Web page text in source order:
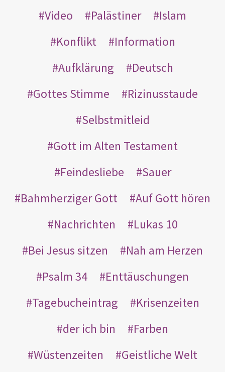
Video
Palästiner
Islam
Konflikt
Information
Aufklärung
Deutsch
Gottes Stimme
Rizinusstaude
Selbstmitleid
Gott im Alten Testament
Feindesliebe
Sauer
Bahmherziger Gott
Auf Gott hören
Nachrichten
Lukas 10
Bei Jesus sitzen
Nah am Herzen
Psalm 34
Enttäuschungen
Tagebucheintrag
Krisenzeiten
der ich bin
Farben
Wüstenzeiten
Geistliche Welt